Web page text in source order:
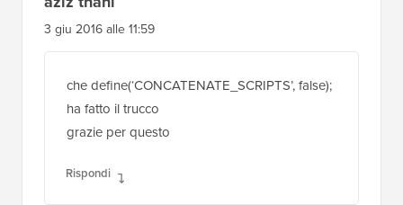
3 giu 2016 alle 11:59
che define(‘CONCATENATE_SCRIPTS’, false);
ha fatto il trucco
grazie per questo
Rispondi